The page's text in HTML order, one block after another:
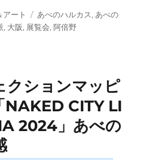
アート
タ
グ
あべのハルカス, あべの
, 大阪, 展覧会,阿倍野
クションマッピ
NAKED CITY LI
2024」あべの